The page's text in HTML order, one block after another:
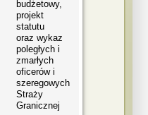
budżetowy,
projekt
statutu
oraz wykaz
poległych i
zmarłych
oficerów i
szeregowych
Straży
Granicznej